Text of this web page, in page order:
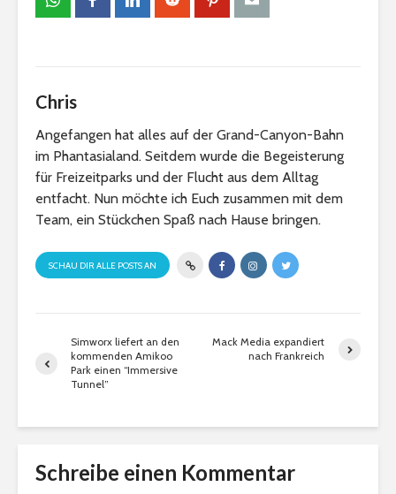
Chris
Angefangen hat alles auf der Grand-Canyon-Bahn
im Phantasialand. Seitdem wurde die Begeisterung
für Freizeitparks und der Flucht aus dem Alltag
entfacht. Nun möchte ich Euch zusammen mit dem
Team, ein Stückchen Spaß nach Hause bringen.
SCHAU DIR ALLE POSTS AN
Simworx liefert an den
kommenden Amikoo
Park einen “Immersive
Tunnel”
Mack Media expandiert
nach Frankreich
Schreibe einen Kommentar